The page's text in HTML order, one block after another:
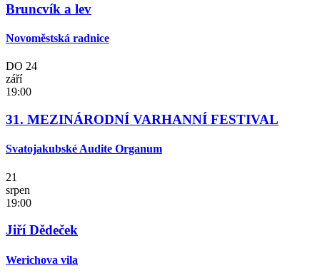
Bruncvík a lev
Novoměstská radnice
DO 24
září
19:00
31. MEZINÁRODNÍ VARHANNÍ FESTIVAL
Svatojakubské Audite Organum
21
srpen
19:00
Jiří Dědeček
Werichova vila